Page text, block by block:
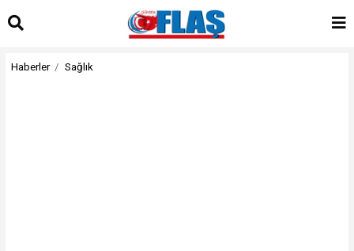
Haberler Sağlık